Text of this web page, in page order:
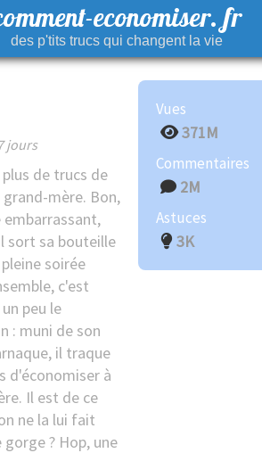
economiser. fr
des p'tits trucs qui changent la vie
jours
de trucs de
mère. Bon,
sort sa bouteille
soirée
c'est
peu le
: muni de son
il traque
d'économiser à
Il est de ce
ne la lui fait
? Hop, une
Vues
371M
Commentaires
2M
Astuces
3K